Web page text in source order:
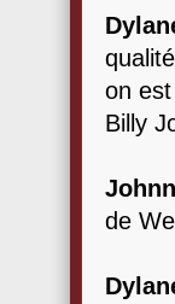
on
Billy
de